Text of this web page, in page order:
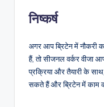
निष्कर्ष
अगर आप ब्रिटेन में नौकरी
हैं, तो सीजनल वर्कर वीजा
प्रक्रिया और तैयारी के
सकते हैं और ब्रिटेन में काम